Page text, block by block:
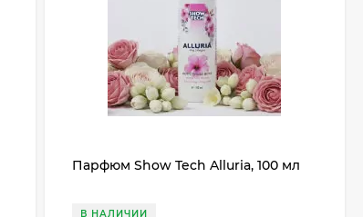
Парфюм Show Tech Alluria, 100 мл
В НАЛИЧИИ